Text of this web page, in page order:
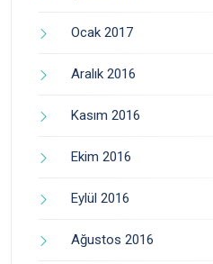
Ocak 2017
Aralık 2016
Kasım 2016
Ekim 2016
Eylül 2016
Ağustos 2016